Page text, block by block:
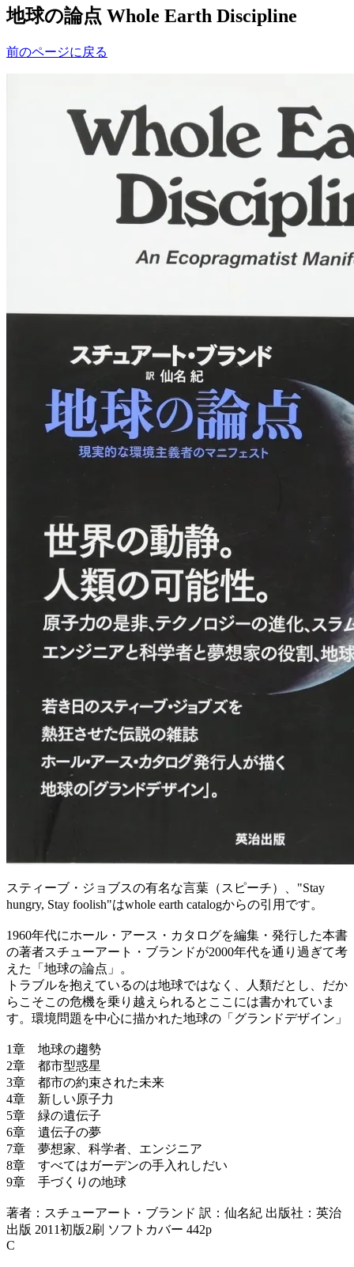
地球の論点 Whole Earth Discipline
前のページに戻る
スティーブ・ジョブスの有名な言葉（スピーチ）、"Stay
hungry, Stay foolish"はwhole earth catalogからの引用です。
1960年代にホール・アース・カタログを編集・発行した本書
の著者スチューアート・ブランドが2000年代を通り過ぎて考
えた「地球の論点」。
トラブルを抱えているのは地球ではなく、人類だとし、だか
らこそこの危機を乗り越えられるとここには書かれていま
す。環境問題を中心に描かれた地球の「グランドデザイン」
1章 地球の趨勢
2章 都市型惑星
3章 都市の約束された未来
4章 新しい原子力
5章 緑の遺伝子
6章 遺伝子の夢
7章 夢想家、科学者、エンジニア
8章 すべてはガーデンの手入れしだい
9章 手づくりの地球
著者：スチューアート・ブランド 訳：仙名紀 出版社：英治
出版 2011初版2刷 ソフトカバー 442p
C